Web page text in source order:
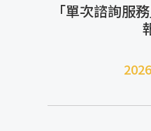
「單次諮詢服